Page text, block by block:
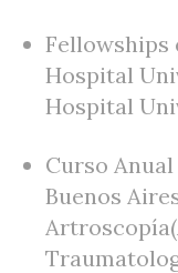
Fellowships
Hospital
Hospital
Curso
Buenos